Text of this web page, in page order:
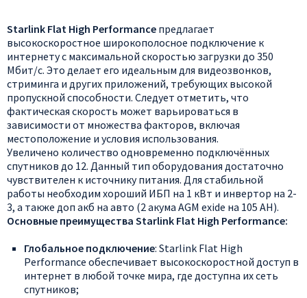
Starlink Flat High Performance предлагает
высокоскоростное широкополосное подключение к
интернету с максимальной скоростью загрузки до 350
Мбит/с. Это делает его идеальным для видеозвонков,
стриминга и других приложений, требующих высокой
пропускной способности. Следует отметить, что
фактическая скорость может варьироваться в
зависимости от множества факторов, включая
местоположение и условия использования.
Увеличено количество одновременно подключённых
спутников до 12. Данный тип оборудования достаточно
чувствителен к источнику питания. Для стабильной
работы необходим хороший ИБП на 1 кВт и инвертор на 2-
3, а также доп акб на авто (2 акума AGM exide на 105 AH).
Основные преимущества Starlink Flat High Performance:
Глобальное подключение: Starlink Flat High
Performance обеспечивает высокоскоростной доступ в
интернет в любой точке мира, где доступна их сеть
спутников;